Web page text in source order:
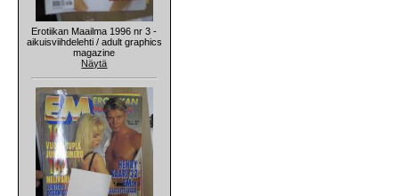
Erotiikan Maailma 1996 nr 3 -
aikuisviihdelehti / adult graphics
magazine
Näytä